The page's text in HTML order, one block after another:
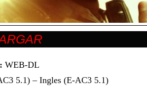
WEB-DL
5.1) – Ingles (E-AC3 5.1)